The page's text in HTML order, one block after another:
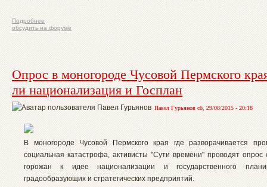
Подробнее
обсудить на форуме
Опрос в моногороде Чусовой Пермского
ли национализация и Госплан
Павел Гурьянов сб, 29/08/2015 - 20:18
В моногороде Чусовой Пермского края где разворачивается
социальная катастрофа, активисты "Сути времени" проводят
горожан к идее национализации и государственного
градообразующих и стратегических предприятий.